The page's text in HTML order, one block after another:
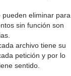
pueden eliminar para
sin función son
archivo tiene su
petición y por lo
sentido.